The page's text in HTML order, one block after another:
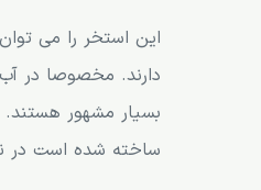
این استخر را می توان
دارند. مخصوصا در
ساخته شده است در